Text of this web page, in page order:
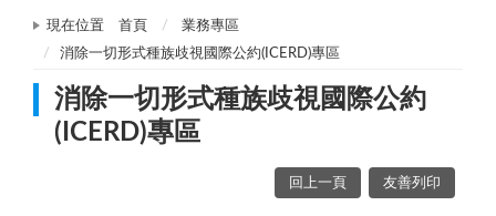
現在位置 首頁
業務專區
消除一切形式種族歧視國際公約(ICERD)專區
消除一切形式種族歧視國際公約
(ICERD)專區
回上一頁 友善列印